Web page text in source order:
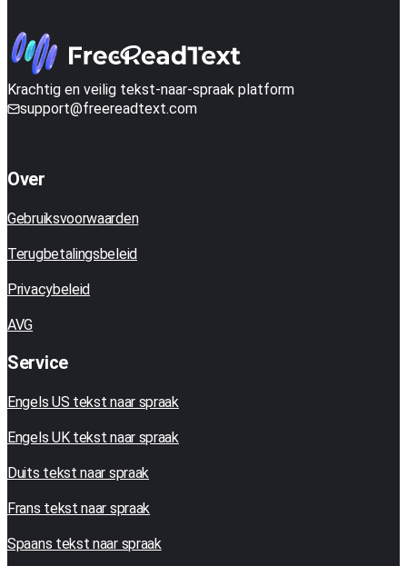
Krachtig en veilig tekst-naar-spraak platform
support@freereadtext.com
Over
Gebruiksvoorwaarden
Terugbetalingsbeleid
Privacybeleid
AVG
Service
Engels US tekst naar spraak
Engels UK tekst naar spraak
Duits tekst naar spraak
Frans tekst naar spraak
Spaans tekst naar spraak